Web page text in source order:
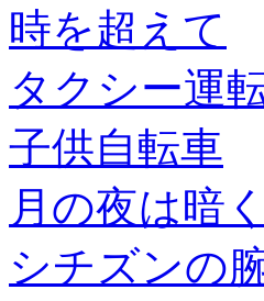
時を超えて
タクシー運
子供自転車
月の夜は暗く
シチズンの